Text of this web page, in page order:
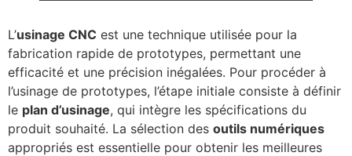
L’usinage CNC est une technique utilisée pour la
fabrication rapide de prototypes, permettant une
efficacité et une précision inégalées. Pour procéder à
l’usinage de prototypes, l’étape initiale consiste à définir
le plan d’usinage, qui intègre les spécifications du
produit souhaité. La sélection des outils numériques
appropriés est essentielle pour obtenir les meilleures